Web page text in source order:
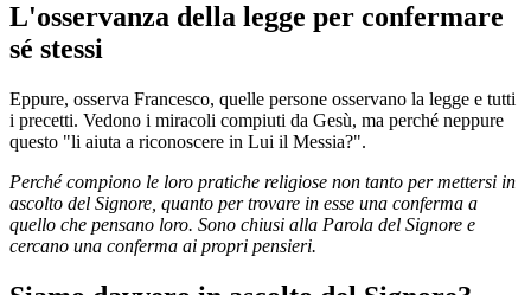
L'osservanza della legge per confermare
sé stessi
Eppure, osserva Francesco, quelle persone osservano la legge e tutti
i precetti. Vedono i miracoli compiuti da Gesù, ma perché neppure
questo "li aiuta a riconoscere in Lui il Messia?".
Perché compiono le loro pratiche religiose non tanto per mettersi in
ascolto del Signore, quanto per trovare in esse una conferma a
quello che pensano loro. Sono chiusi alla Parola del Signore e
cercano una conferma ai propri pensieri.